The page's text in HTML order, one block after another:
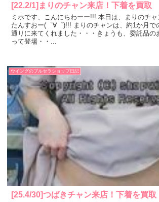
[22.2/1]まりのチャン来店！下着を買取
ミホです、こんにちわーー!!! 本日は、まりのチ
たんすおー(゜∀゜)!!! まりのチャンは、約1か月で
通りに来てくれました・・・きょうも、委託品の
って登場・・...
ウイングのブルセラショップ日記
[25.4/30]つばきチャン来店！下着を買取